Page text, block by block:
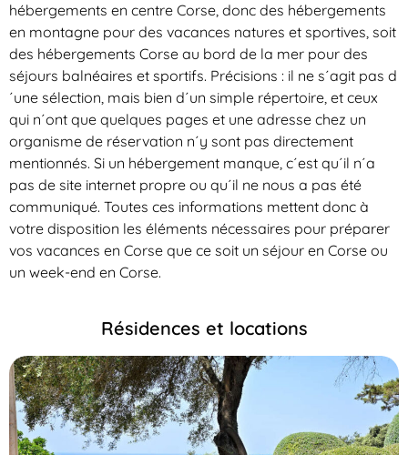
hébergements en centre Corse, donc des hébergements
en montagne pour des vacances natures et sportives, soit
des hébergements Corse au bord de la mer pour des
séjours balnéaires et sportifs. Précisions : il ne s´agit pas d
´une sélection, mais bien d´un simple répertoire, et ceux
qui n´ont que quelques pages et une adresse chez un
organisme de réservation n´y sont pas directement
mentionnés. Si un hébergement manque, c´est qu´il n´a
pas de site internet propre ou qu´il ne nous a pas été
communiqué. Toutes ces informations mettent donc à
votre disposition les éléments nécessaires pour préparer
vos vacances en Corse que ce soit un séjour en Corse ou
un week-end en Corse.
Résidences et locations